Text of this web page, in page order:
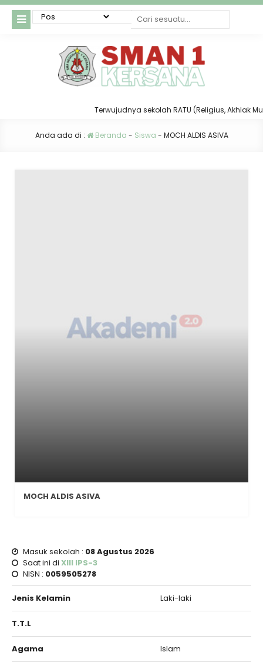
Terwujudnya sekolah RATU (Religius, Akhlak
Anda ada di : Beranda - Siswa - MOCH ALDIS ASIVA
MOCH ALDIS ASIVA
Masuk sekolah : 08 Agustus 2026
Saat ini di XIII IPS-3
NISN : 0059505278
Jenis Kelamin Laki-laki
T.T.L
Agama Islam